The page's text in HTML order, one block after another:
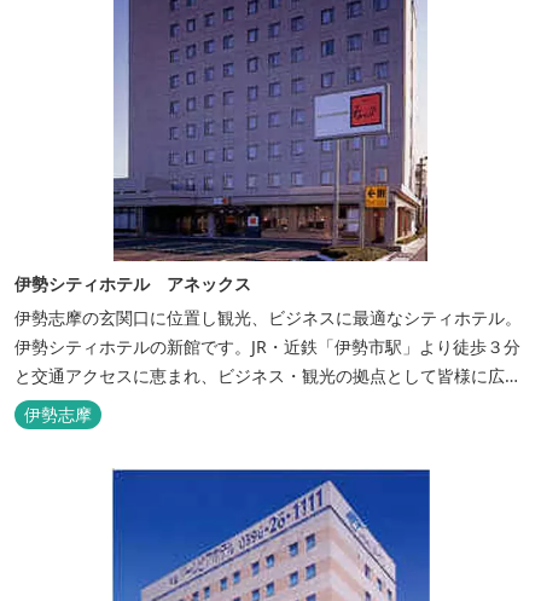
伊勢シティホテル アネックス
伊勢志摩の玄関口に位置し観光、ビジネスに最適なシティホテル。
伊勢シティホテルの新館です。JR・近鉄「伊勢市駅」より徒歩３分
と交通アクセスに恵まれ、ビジネス・観光の拠点として皆様に広く
ご利用いただいております。１階には、しゃぶしゃぶと日本料理の
「伊勢みやび」があります。
伊勢志摩